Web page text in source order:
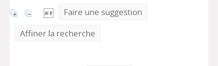
Faire une suggestion
Affiner la recherche